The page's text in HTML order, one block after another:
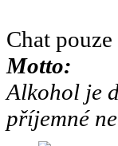
Chat
Motto:
Alkohol je
příjemné